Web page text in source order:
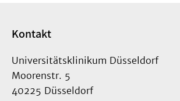
Kontakt
Universitätsklinikum Düsseldorf
Moorenstr. 5
40225 Düsseldorf